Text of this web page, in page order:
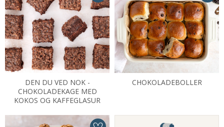
DEN DU VED NOK -
CHOKOLADEKAGE MED
KOKOS OG KAFFEGLASUR
CHOKOLADEBOLLER